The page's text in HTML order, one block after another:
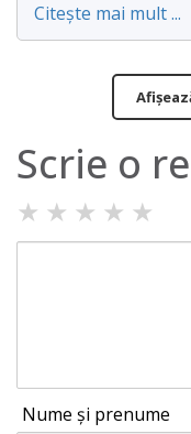
Citește mai mult ...
Scrie o
★ ★ ★ ★ ★
Nume și prenume